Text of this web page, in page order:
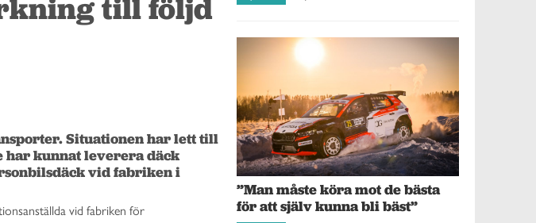
till följd
Situationen har lett till
har kunnat leverera däck
vid fabriken i
vid fabriken för
”Man måste köra mot de bästa
för att själv kunna bli bäst”